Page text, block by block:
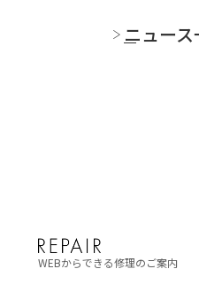
ニュー
WEBからできる修理のご案内